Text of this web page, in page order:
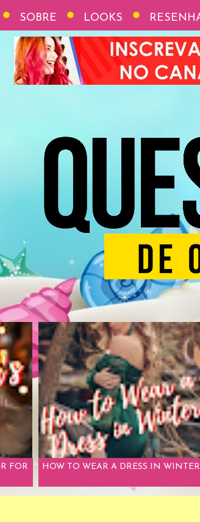
SOBRE LOOKS
FOR
HOW TO WEAR A DRESS IN WINTER